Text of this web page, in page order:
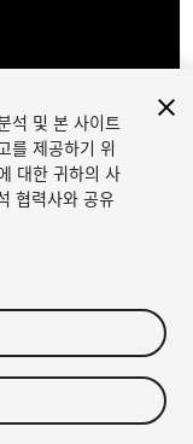
석 및 본 사이트
를 제공하기 위
대한 귀하의 사
협력사와 공유